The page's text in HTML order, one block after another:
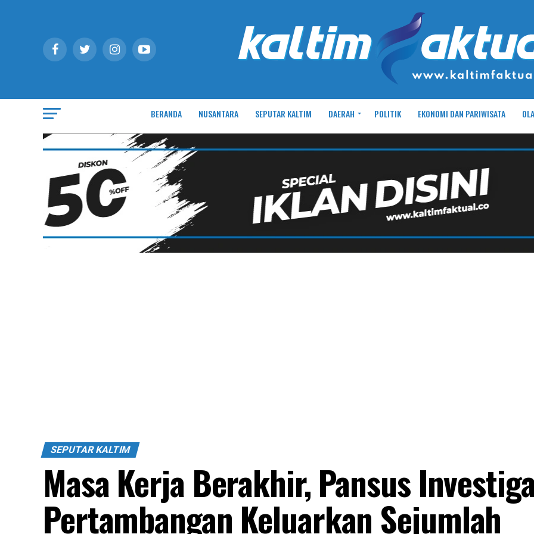
BERANDA NUSANTARA SEPUTAR KALTIM DAERAH POLITIK EKONOMI DAN PARIWISATA
SEPUTAR KALTIM
Masa Kerja Berakhir, Pansus
Pertambangan Keluarkan Sejumlah